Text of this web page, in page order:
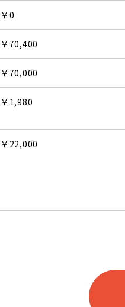
￥0
￥70,400
￥70,000
￥1,980
￥22,000